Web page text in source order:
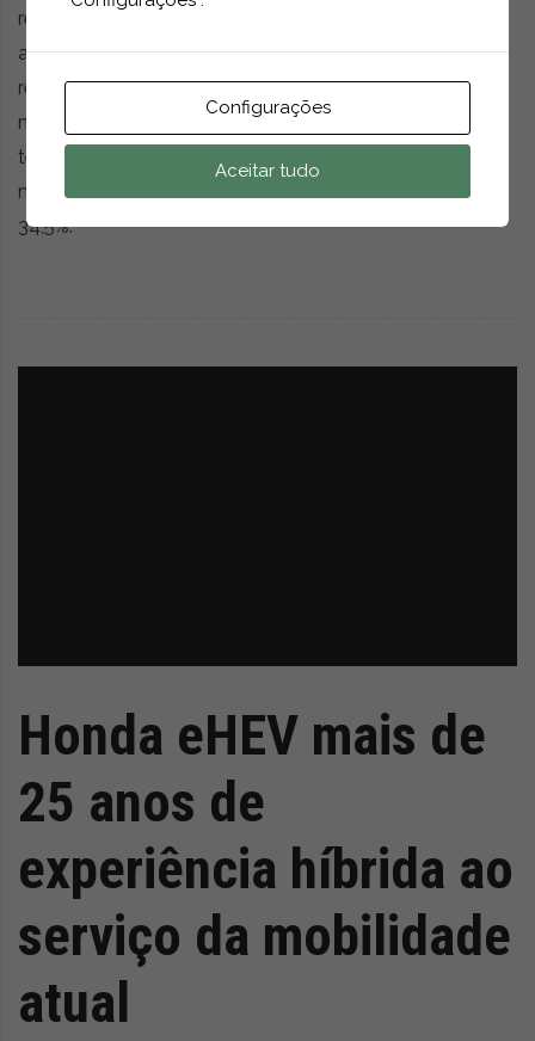
representaram 61,3% do total de novos registos de
automóveis na União Europeia em 2025, face aos 51,7%
registados em 2024. O ano passado ficou também
marcado pelo facto de os modelos híbridos elétricos
terem ultrapassado os veículos a gasolina como a
motorização com maior quota de mercado, atingindo
34,5%.
Honda eHEV mais de
25 anos de
experiência híbrida ao
serviço da mobilidade
atual
Configurações
Aceitar tudo